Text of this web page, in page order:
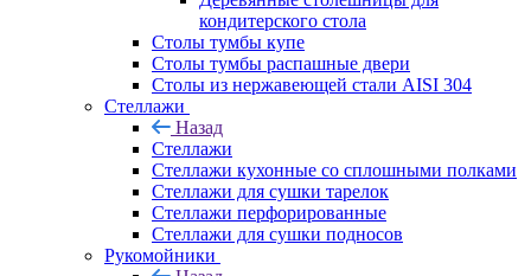
кондитерского стола
Столы тумбы купе
Столы тумбы распашные двери
Столы из нержавеющей стали AISI 304
Стеллажи
Назад
Стеллажи
Стеллажи кухонные со сплошными полками
Стеллажи для сушки тарелок
Стеллажи перфорированные
Стеллажи для сушки подносов
Рукомойники